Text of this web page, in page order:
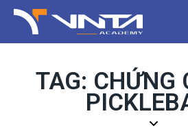
TAG: CHỨNG